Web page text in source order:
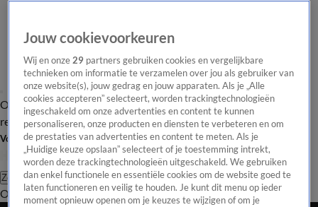
Overzicht Laatste nieuws Regionieuws Het beste van Hart
Tip de
redactie
Volg Hart van Nederland
Zoeken
OverzichtRegioUitzendingenWeerTip de redactiePanelVideo's
Jouw cookievoorkeuren
Wij en onze29 partners gebruiken cookies en vergelijkbare
technieken om informatie te verzamelen over jou als gebruiker van
onze website(s), jouw gedrag en jouw apparaten. Als je „Alle
cookies accepteren” selecteert, worden trackingtechnologieën
ingeschakeld om onze advertenties en content te kunnen
personaliseren, onze producten en diensten te verbeteren en om
de prestaties van advertenties en content te meten. Als je
„Huidige keuze opslaan” selecteert of je toestemming intrekt,
worden deze trackingtechnologieën uitgeschakeld. We gebruiken
dan enkel functionele en essentiële cookies om de website goed te
laten functioneren en veilig te houden. Je kunt dit menu op ieder
moment opnieuw openen om je keuzes te wijzigen of om je